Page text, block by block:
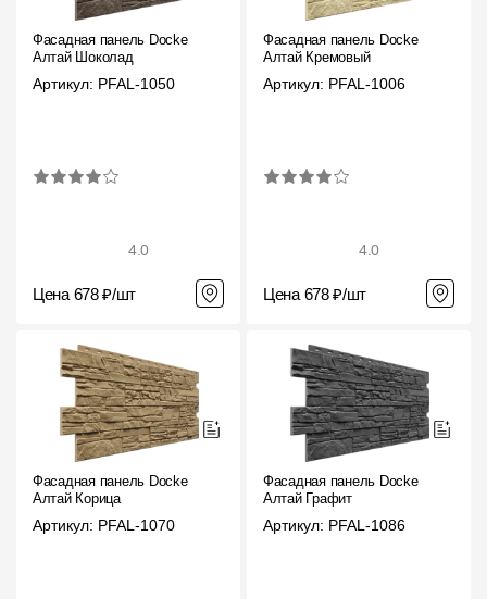
Фасадная панель Docke
Алтай Шоколад
Артикул: PFAL-1050
4.0
Цена 678 ₽/шт
Фасадная панель Docke
Алтай Кремовый
Артикул: PFAL-1006
4.0
Цена 678 ₽/шт
Фасадная панель Docke
Алтай Корица
Артикул: PFAL-1070
Фасадная панель Docke
Алтай Графит
Артикул: PFAL-1086